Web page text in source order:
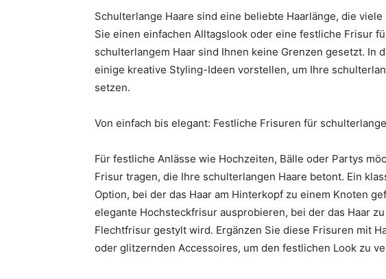
Schulterlange Haare sind eine beliebte Haarlänge, die
Sie einen einfachen Alltagslook oder eine festliche Frisur
schulterlangem Haar sind Ihnen keine Grenzen gesetzt. In
einige kreative Styling-Ideen vorstellen, um Ihre
setzen.
Von einfach bis elegant: Festliche Frisuren für
Für festliche Anlässe wie Hochzeiten, Bälle oder Partys
Frisur tragen, die Ihre schulterlangen Haare betont. Ein
Option, bei der das Haar am Hinterkopf zu einem Knoten
elegante Hochsteckfrisur ausprobieren, bei der das Haar
Flechtfrisur gestylt wird. Ergänzen Sie diese Frisuren mit
oder glitzernden Accessoires, um den festlichen Look zu